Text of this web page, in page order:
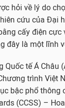
hỏi về lý do
cứu của Đại
cấy điện cực
đây là một lĩnh
Quốc tế Á Châu
trình Việt
bậc phổ thông
(CCSS) –